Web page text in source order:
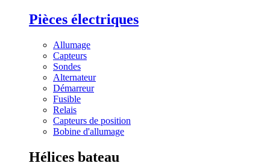
Pièces électriques
Allumage
Capteurs
Sondes
Alternateur
Démarreur
Fusible
Relais
Capteurs de position
Bobine d'allumage
Hélices bateau